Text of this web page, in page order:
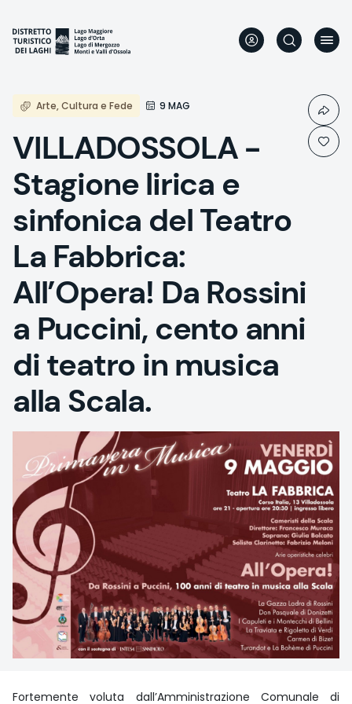
main
content
Arte, Cultura e Fede 9 MAG
VILLADOSSOLA -
Stagione lirica e
sinfonica del Teatro
La Fabbrica:
All’Opera! Da Rossini
a Puccini, cento anni
di teatro in musica
alla Scala.
Fortemente voluta dall’Amministrazione Comunale di